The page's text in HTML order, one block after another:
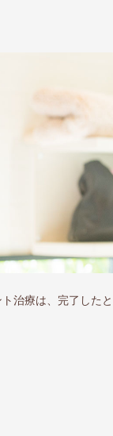
治療は、完了した